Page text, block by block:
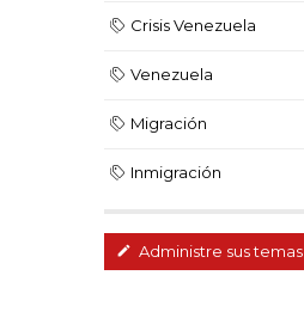
Crisis Venezuela
Venezuela
Migración
Inmigración
Administre sus temas